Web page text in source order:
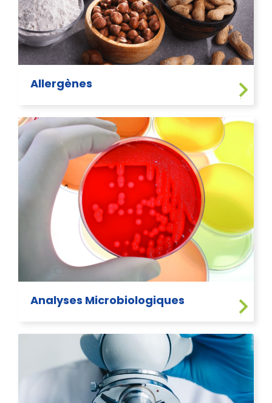
Allergènes
Analyses Microbiologiques